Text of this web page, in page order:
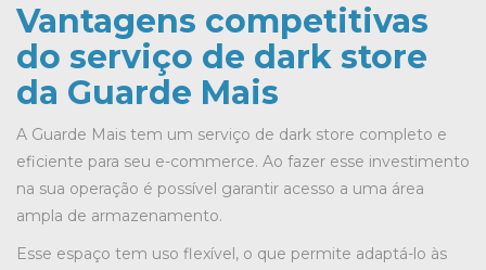
Vantagens competitivas
do serviço de dark store
da Guarde Mais
A Guarde Mais tem um serviço de dark store completo e
eficiente para seu e-commerce. Ao fazer esse investimento
na sua operação é possível garantir acesso a uma área
ampla de armazenamento.
Esse espaço tem uso flexível, o que permite adaptá-lo às